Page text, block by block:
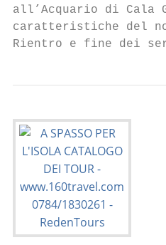
all’Acquario di Cala
caratteristiche del
Rientro e fine dei